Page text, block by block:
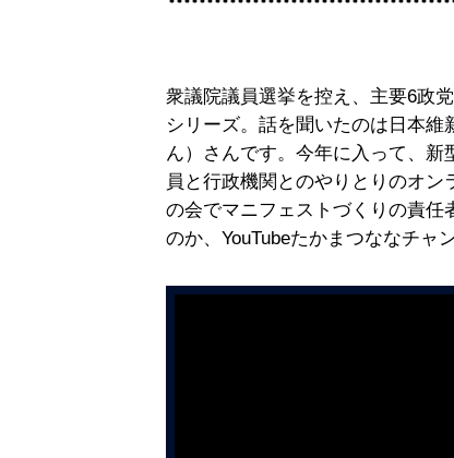
衆議院議員選挙を控え、主要6政
シリーズ。話を聞いたのは日本
ん）さんです。今年に入って、
員と行政機関とのやりとりのオ
の会でマニフェストづくりの責任
のか、YouTubeたかまつななチャ